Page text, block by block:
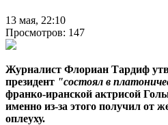
13 мая, 22:10
Просмотров: 147
Журналист Флориан Тардиф
президент "состоял в
франко-иранской актрисой
именно из-за этого получил от
оплеуху.